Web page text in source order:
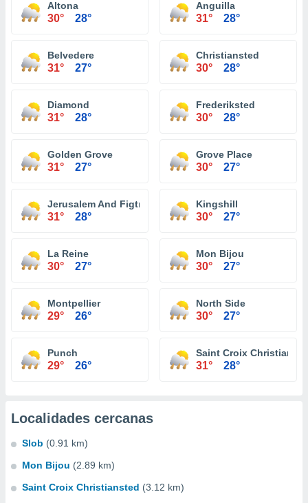
Altona
30° 28°
Anguilla
31° 28°
Belvedere
31° 27°
Christiansted
30° 28°
Diamond
31° 28°
Frederiksted
30° 28°
Golden Grove
31° 27°
Grove Place
30° 27°
Jerusalem And Figtree Hill
31° 28°
Kingshill
30° 27°
La Reine
30° 27°
Mon Bijou
30° 27°
Montpellier
29° 26°
North Side
30° 27°
Punch
29° 26°
Saint Croix
31° 28°
Localidades cercanas
Slob (0.91 km)
Mon Bijou (2.89 km)
Saint Croix Christiansted (3.12 km)